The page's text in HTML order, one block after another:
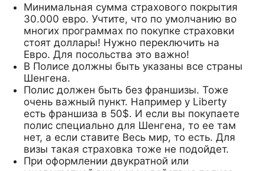
Минимальная сумма страхового покрытия
30.000 евро. Учтите, что по умолчанию во
многих программах по покупке страховки
стоят доллары! Нужно переключить на
Евро. Для посольства это важно!
В Полисе должны быть указаны все страны
Шенгена.
Полис должен быть без франшизы. Тоже
очень важный пункт. Например у Liberty
есть франшиза в 50$. И если вы покупаете
полис специально для Шенгена, то ее там
нет, а если ставите Весь мир, то есть. Для
визы такая страховка тоже не подойдет.
При оформлении двукратной или